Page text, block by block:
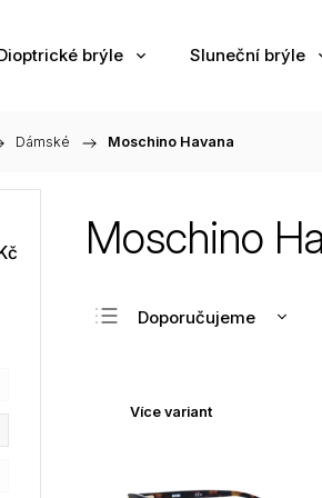
brýle Sluneční brýle
Dámské / Moschino Havana
Moschino
Doporučujeme
Nejprodávanější
Více variant